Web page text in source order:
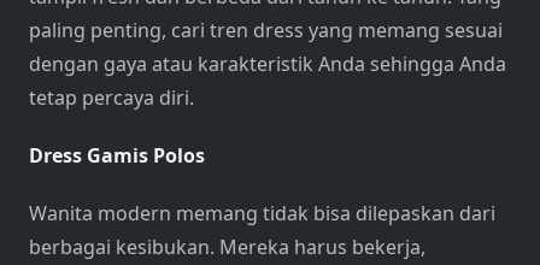
paling penting, cari tren dress yang memang sesuai
dengan gaya atau karakteristik Anda sehingga Anda
tetap percaya diri.
Dress Gamis Polos
Wanita modern memang tidak bisa dilepaskan dari
berbagai kesibukan. Mereka harus bekerja,